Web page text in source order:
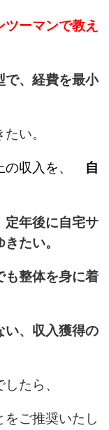
ツーマンで教え
、 経費を最小
い。
収入を、
自
定年後に自宅サ
たい。
も整体を身に着
、収入獲得の
たら、
ご推奨いたし